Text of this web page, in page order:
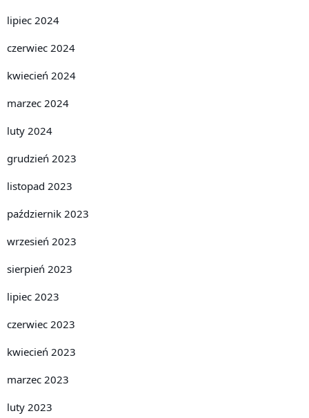
lipiec 2024
czerwiec 2024
kwiecień 2024
marzec 2024
luty 2024
grudzień 2023
listopad 2023
październik 2023
wrzesień 2023
sierpień 2023
lipiec 2023
czerwiec 2023
kwiecień 2023
marzec 2023
luty 2023